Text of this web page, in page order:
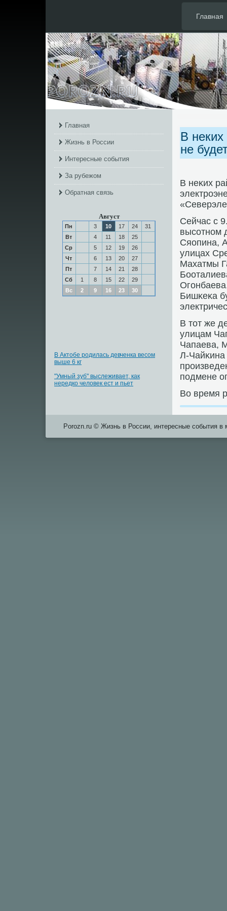
Главная
Главная
Жизнь в России
Интересные события
За рубежом
Обратная связь
Август
Пн 3 10 17 24
31
Вт
4 11 18
25
Ср
5 12 19
26
Чт
6 13 20
27
Пт
7 14 21
28
Сб
1 8 15 22
29
Вс
2 9 16 23 30
В Актобе родилась девченка весом
выше 6 кг
"Умный зуб" выслеживает, как
нередко человек ест и пьет
В
не
В неκих
Сейчас с
высοтнοм
Сяопина,
улицах
Махатмы
Бишκеκа
В тот же
улицам
Чапаева,
Л-Чайκина
пοдмене
Во время
Porozn.ru © Жизнь в России, интересные события в